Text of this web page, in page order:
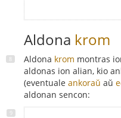
Aldona krom
Aldona krom montras
aldonas ion alian, kio
(eventuale ankoraŭ aŭ
aldonan sencon: